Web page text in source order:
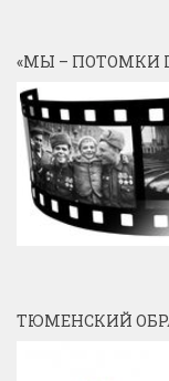
«МЫ – ПОТОМКИ
ТЮМЕНСКИЙ